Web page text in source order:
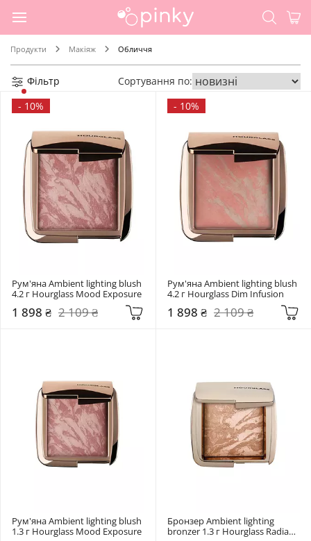
Продукти Макіяж Обличчя
Фільтр
Сортування по:
- 10%
Рум'яна Ambient lighting blush
4.2 г Hourglass Mood Exposure
1 898 ₴ 2 109 ₴
- 10%
Рум'яна Ambient lighting blush
4.2 г Hourglass Dim Infusion
1 898 ₴ 2 109 ₴
Рум'яна Ambient lighting blush
1.3 г Hourglass Mood Exposure
Бронзер Ambient lighting
bronzer 1.3 г Hourglass Radiant